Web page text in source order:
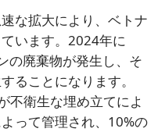
な拡大により、ベトナ
います。2024年に
の廃棄物が発生し、そ
ることになります。
不衛生な埋め立てによ
って管理され、10%の